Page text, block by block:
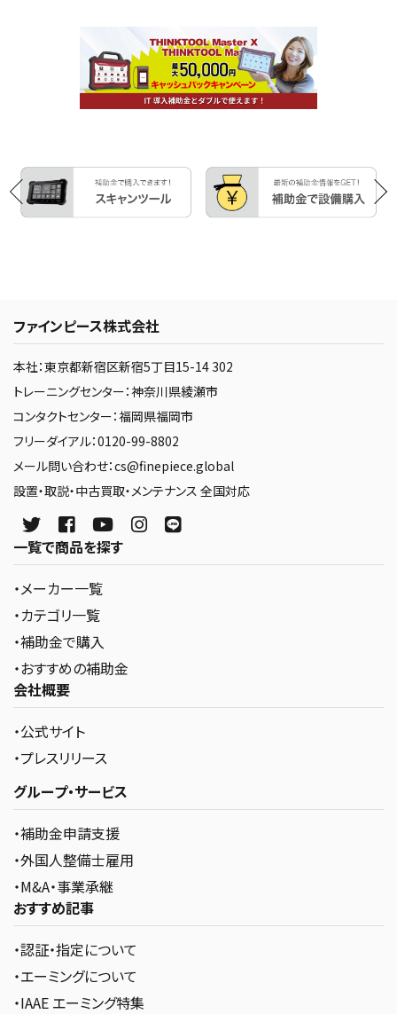
ファインピース株式会社
本社：東京都新宿区新宿5丁目15-14 302
トレーニングセンター：神奈川県綾瀬市
コンタクトセンター：福岡県福岡市
フリーダイアル：0120-99-8802
メール問い合わせ：cs@finepiece.global
設置・取説・中古買取・メンテナンス 全国対応
一覧で商品を探す
・メーカー一覧
・カテゴリ一覧
・補助金で購入
・おすすめの補助金
会社概要
・公式サイト
・プレスリリース
グループ・サービス
・補助金申請支援
・外国人整備士雇用
・M&A・事業承継
おすすめ記事
・認証・指定について
・エーミングについて
・IAAE エーミング特集